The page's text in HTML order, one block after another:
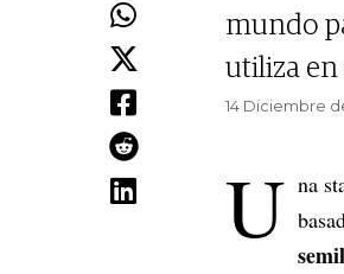
mundo
utiliza en
14 Diciembre
U na